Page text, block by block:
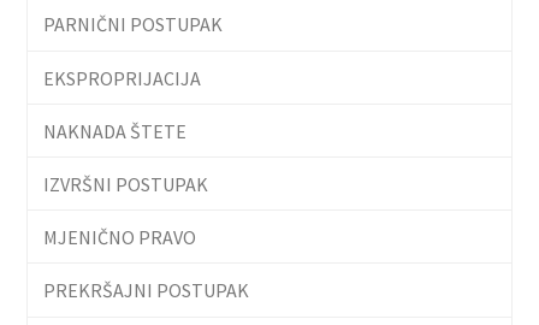
PARNIČNI POSTUPAK
EKSPROPRIJACIJA
NAKNADA ŠTETE
IZVRŠNI POSTUPAK
MJENIČNO PRAVO
PREKRŠAJNI POSTUPAK